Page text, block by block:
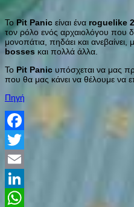
Το Pit Panic είναι ένα roguelike 2
τον ρόλο ενός αρχαιολόγου που
μονοπάτια, πηδάει και ανεβαίνει,
bosses και πολλά άλλα.
Το Pit Panic υπόσχεται να μας
που θα μας κάνει να θέλουμε να
Πηγή
Facebook
Twitter
Email
LinkedIn